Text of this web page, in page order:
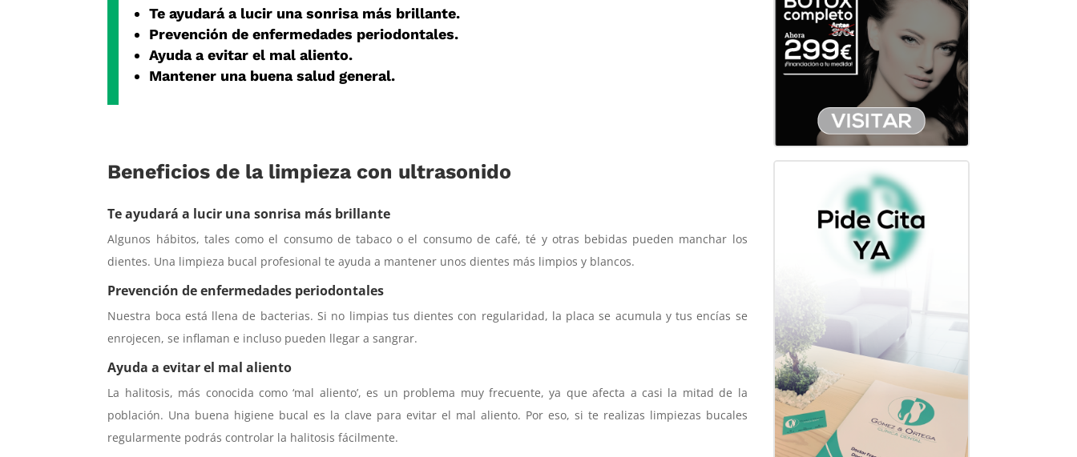
Te ayudará a lucir una sonrisa más brillante.
Prevención de enfermedades periodontales.
Ayuda a evitar el mal aliento.
Mantener una buena salud general.
Beneficios de la limpieza con ultrasonido
Te ayudará a lucir una sonrisa más brillante
Algunos hábitos, tales como el consumo de tabaco o el consumo de café, té y otras bebidas pueden manchar los
dientes. Una limpieza bucal profesional te ayuda a mantener unos dientes más limpios y blancos.
Prevención de enfermedades periodontales
Nuestra boca está llena de bacterias. Si no limpias tus dientes con regularidad, la placa se acumula y tus encías se
enrojecen, se inflaman e incluso pueden llegar a sangrar.
Ayuda a evitar el mal aliento
La halitosis, más conocida como ‘mal aliento’, es un problema muy frecuente, ya que afecta a casi la mitad de la
población. Una buena higiene bucal es la clave para evitar el mal aliento. Por eso, si te realizas limpiezas bucales
regularmente podrás controlar la halitosis fácilmente.